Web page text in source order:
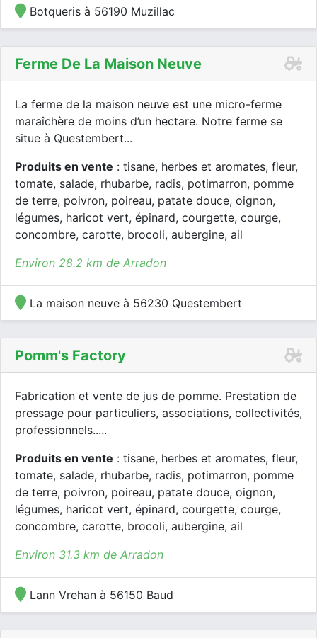
Botqueris à 56190 Muzillac
Ferme De La Maison Neuve
La ferme de la maison neuve est une micro-ferme
maraîchère de moins d’un hectare. Notre ferme se
situe à Questembert...
Produits en vente : tisane, herbes et aromates, fleur,
tomate, salade, rhubarbe, radis, potimarron, pomme
de terre, poivron, poireau, patate douce, oignon,
légumes, haricot vert, épinard, courgette, courge,
concombre, carotte, brocoli, aubergine, ail
Environ 28.2 km de Arradon
La maison neuve à 56230 Questembert
Pomm's Factory
Fabrication et vente de jus de pomme. Prestation de
pressage pour particuliers, associations, collectivités,
professionnels.....
Produits en vente : tisane, herbes et aromates, fleur,
tomate, salade, rhubarbe, radis, potimarron, pomme
de terre, poivron, poireau, patate douce, oignon,
légumes, haricot vert, épinard, courgette, courge,
concombre, carotte, brocoli, aubergine, ail
Environ 31.3 km de Arradon
Lann Vrehan à 56150 Baud